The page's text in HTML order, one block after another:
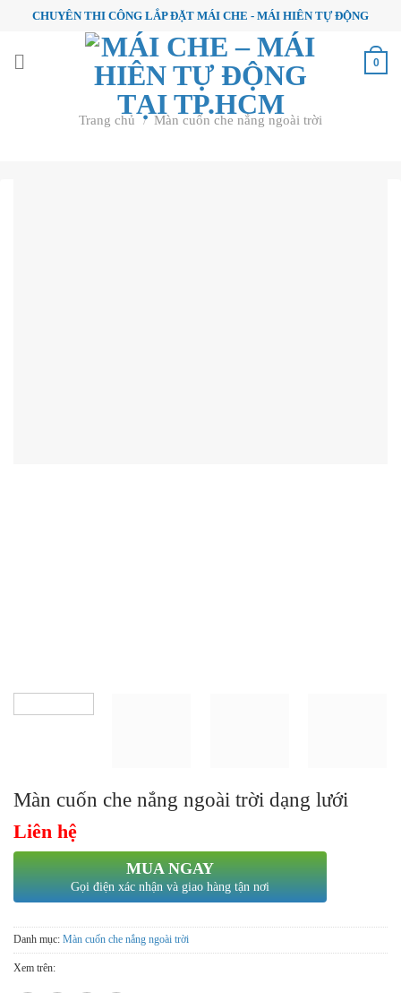
CHUYÊN THI CÔNG LẮP ĐẶT MÁI CHE - MÁI HIÊN TỰ ĐỘNG
0
Trang chủ / Màn cuốn che nắng ngoài trời
Màn cuốn che nắng ngoài trời dạng lưới
Liên hệ
MUA NGAY
Gọi điện xác nhận và giao hàng tận nơi
Danh mục: Màn cuốn che nắng ngoài trời
Xem trên: